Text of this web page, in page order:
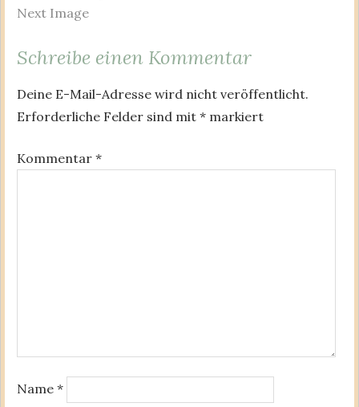
Next Image
Schreibe einen Kommentar
Deine E-Mail-Adresse wird nicht veröffentlicht.
Erforderliche Felder sind mit * markiert
Kommentar *
Name *